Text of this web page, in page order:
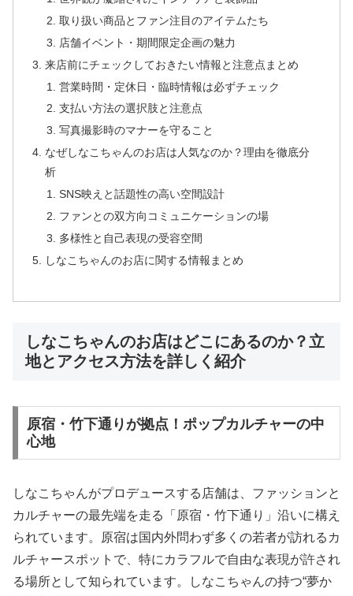
取り扱い商品とファン注目のアイテムたち
店舗イベント・期間限定企画の魅力
来店前にチェックしておきたい情報と注意点まとめ
営業時間・定休日・臨時情報は必ずチェック
支払い方法の選択肢と注意点
写真撮影時のマナーを守ること
なぜしなこちゃんのお店は人気なのか？理由を徹底分
析
SNS映えと話題性の高い空間設計
ファンとの双方向コミュニケーションの場
多様性と自己表現の受容空間
しなこちゃんのお店に関する情報まとめ
しなこちゃんのお店はどこにあるのか？立
地とアクセス方法を詳しく紹介
原宿・竹下通りが拠点！ポップカルチャーの中
心地
しなこちゃんがプロデュースする店舗は、ファッションと
カルチャーの最先端を走る「原宿・竹下通り」沿いに構え
られています。原宿は国内外問わず多くの若者が訪れるカ
ルチャースポットで、特にカラフルで自由な表現が許され
る場所として知られています。しなこちゃんの持つ“夢か